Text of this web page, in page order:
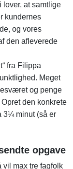
lover, at samtlige
kundernes
og vores
den afleverede
fra Filippa
Meget
og penge
den konkrete
3¼ minut (så er
opgave
vil max tre fagfolk